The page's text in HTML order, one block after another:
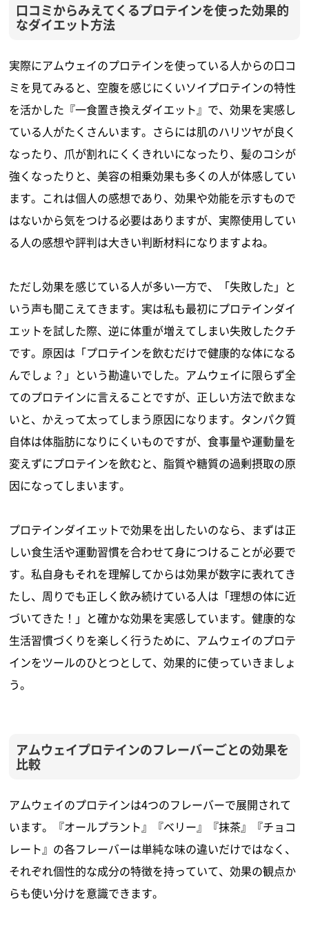
口コミからみえてくるプロテインを使った効果的
なダイエット方法
実際にアムウェイのプロテインを使っている人からの口コ
ミを見てみると、空腹を感じにくいソイプロテインの特性
を活かした『一食置き換えダイエット』で、効果を実感し
ている人がたくさんいます。さらには肌のハリツヤが良く
なったり、爪が割れにくくきれいになったり、髪のコシが
強くなったりと、美容の相乗効果も多くの人が体感してい
ます。これは個人の感想であり、効果や効能を示すもので
はないから気をつける必要はありますが、実際使用してい
る人の感想や評判は大きい判断材料になりますよね。
ただし効果を感じている人が多い一方で、「失敗した」と
いう声も聞こえてきます。実は私も最初にプロテインダイ
エットを試した際、逆に体重が増えてしまい失敗したクチ
です。原因は「プロテインを飲むだけで健康的な体になる
んでしょ？」という勘違いでした。アムウェイに限らず全
てのプロテインに言えることですが、正しい方法で飲まな
いと、かえって太ってしまう原因になります。タンパク質
自体は体脂肪になりにくいものですが、食事量や運動量を
変えずにプロテインを飲むと、脂質や糖質の過剰摂取の原
因になってしまいます。
プロテインダイエットで効果を出したいのなら、まずは正
しい食生活や運動習慣を合わせて身につけることが必要で
す。私自身もそれを理解してからは効果が数字に表れてき
たし、周りでも正しく飲み続けている人は「理想の体に近
づいてきた！」と確かな効果を実感しています。健康的な
生活習慣づくりを楽しく行うために、アムウェイのプロテ
インをツールのひとつとして、効果的に使っていきましょ
う。
アムウェイプロテインのフレーバーごとの効果を
比較
アムウェイのプロテインは4つのフレーバーで展開されて
います。『オールプラント』『ベリー』『抹茶』『チョコ
レート』の各フレーバーは単純な味の違いだけではなく、
それぞれ個性的な成分の特徴を持っていて、効果の観点か
らも使い分けを意識できます。